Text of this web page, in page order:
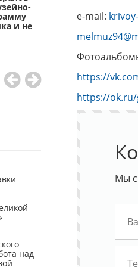
и не
князей
над
e-mail:
https://
https://ok.ru/
Мы